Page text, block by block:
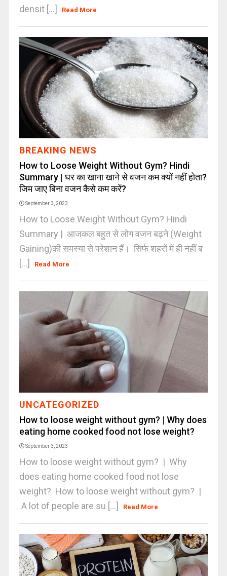
densit [...]
Read More
BREAKING NEWS
How to Loose Weight Without Gym? Hindi
Summary | घर का खाना खाने से वजन कम क्यों नहीं होता?
जिम जाए बिना वजन कैसे कम करें?
September 3, 2023
How to Loose Weight Without Gym? Hindi
Summary | आजकल बहुत से लोग वजन बढ़ने (Weight
Gaining)की समस्या से परेशान हैं। सिर्फ शहरों में ही नहीं ब
[...]
Read More
UNCATEGORIZED
How to loose weight without gym? | Why does
eating home cooked food not lose weight?
September 3, 2023
How to loose weight without gym? | Why
does eating home cooked food not lose
weight? How to loose weight without gym? |
A lot of people are su [...]
Read More